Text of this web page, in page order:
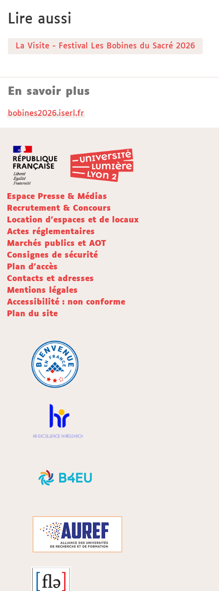
Lire aussi
La Visite - Festival Les Bobines du Sacré 2026
En savoir plus
bobines2026.iserl.fr
Espace Presse & Médias
Recrutement & Concours
Location d'espaces et de locaux
Actes réglementaires
Marchés publics et AOT
Consignes de sécurité
Plan d'accès
Contacts et adresses
Mentions légales
Accessibilité : non conforme
Plan du site